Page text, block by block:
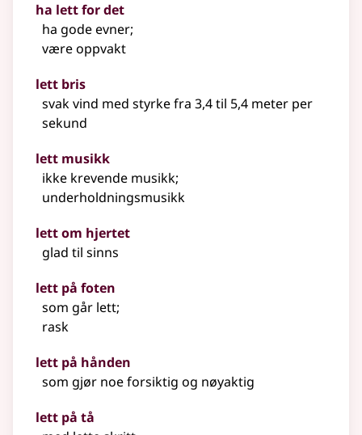
ha lett for det
ha gode evner;
være oppvakt
lett bris
svak vind med styrke fra 3,4 til 5,4 meter per
sekund
lett musikk
ikke krevende musikk;
underholdningsmusikk
lett om hjertet
glad til sinns
lett på foten
som går lett;
rask
lett på hånden
som gjør noe forsiktig og nøyaktig
lett på tå